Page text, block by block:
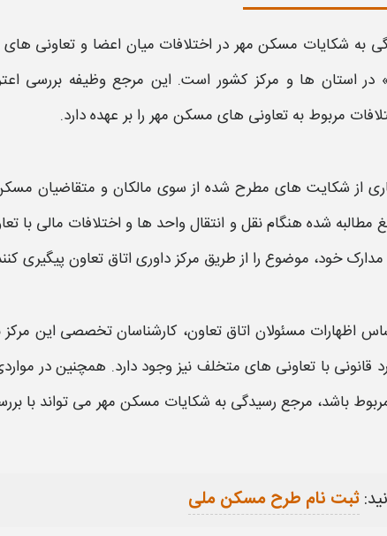
به شکایات مسکن مهر در اختلافات میان اعضا و تعاونی ‌های
در استان‌ ها و مرکز کشور است. این مرجع وظیفه بررسی
مربوط بهتعاونی‌ های مسکن مهر را بر عهده دارد.
از شکایت ‌های مطرح‌ شده از سوی مالکان و متقاضیان
مطالبه‌ شده هنگام نقل‌ و انتقال واحد ها و اختلافات مالی با
خود، موضوع را از طریق مرکز داوری اتاق تعاون پیگیری
اظهارات مسئولان اتاق تعاون، کارشناسان تخصصی این
قانونی با تعاونی ‌های متخلف نیز وجود دارد. همچنین در
باشد، مرجع رسیدگی به شکایات مسکن مهر می‌ تواند با
ثبت نام طرح مسکن ملی